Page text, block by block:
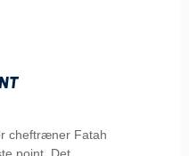
cheftræner Fatah